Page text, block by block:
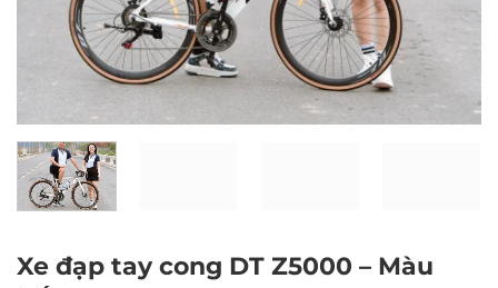
Xe đạp tay cong DT Z5000 – Màu